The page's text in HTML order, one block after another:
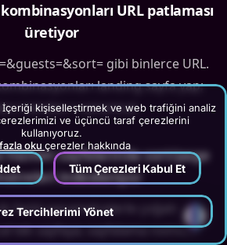
İçeriği kişiselleştirmek ve web trafiğini analiz
ve üçüncü taraf çerezlerini
kullanıyoruz.
oku çerezler hakkında
Tüm Çerezleri Kabul Et
Tercihlerimi Yönet
URL patlaması
üretiyor
gibi binlerce URL.
landing sayfa yap;
noindex + canonical.
hizmet sayfalarında sort/page
indexleniyor
farklı parametrelerle çoğalıyor.
tek sayfaya; sayfalama noindex
?